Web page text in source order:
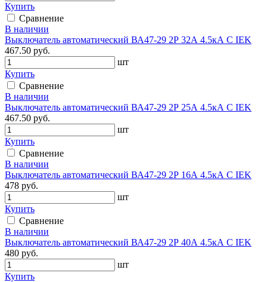
Купить
Сравнение
В наличии
Выключатель автоматический ВА47-29 2Р 32А 4.5кА С IEK
467.50 руб.
шт
Купить
Сравнение
В наличии
Выключатель автоматический ВА47-29 2Р 25А 4.5кА С IEK
467.50 руб.
шт
Купить
Сравнение
В наличии
Выключатель автоматический ВА47-29 2Р 16А 4.5кА С IEK
478 руб.
шт
Купить
Сравнение
В наличии
Выключатель автоматический ВА47-29 2Р 40А 4.5кА С IEK
480 руб.
шт
Купить